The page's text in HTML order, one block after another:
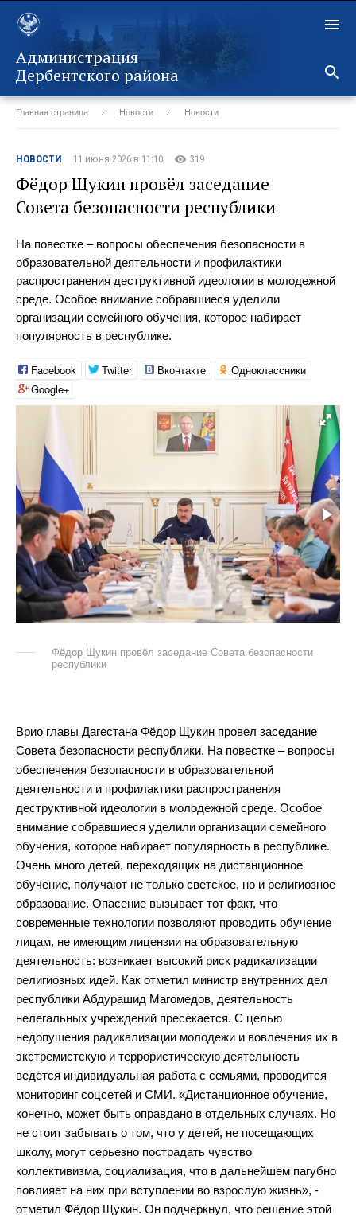
Администрация
Дербентского района
Главная страница Новости Новости
НОВОСТИ 11 июня 2026 в 11:10 319
Фёдор Щукин провёл заседание
Совета безопасности республики
На повестке – вопросы обеспечения безопасности в
образовательной деятельности и профилактики
распространения деструктивной идеологии в молодежной
среде. Особое внимание собравшиеся уделили
организации семейного обучения, которое набирает
популярность в республике.
Facebook Twitter Вконтакте
Одноклассники
Google+
Фёдор Щукин провёл заседание Совета безопасности
республики
Врио главы Дагестана Фёдор Щукин провел заседание
Совета безопасности республики. На повестке – вопросы
обеспечения безопасности в образовательной
деятельности и профилактики распространения
деструктивной идеологии в молодежной среде. Особое
внимание собравшиеся уделили организации семейного
обучения, которое набирает популярность в республике.
Очень много детей, переходящих на дистанционное
обучение, получают не только светское, но и религиозное
образование. Опасение вызывает тот факт, что
современные технологии позволяют проводить обучение
лицам, не имеющим лицензии на образовательную
деятельность: возникает высокий риск радикализации
религиозных идей. Как отметил министр внутренних дел
республики Абдурашид Магомедов, деятельность
нелегальных учреждений пресекается. С целью
недопущения радикализации молодежи и вовлечения их в
экстремистскую и террористическую деятельность
ведется индивидуальная работа с семьями, проводится
мониторинг соцсетей и СМИ. «Дистанционное обучение,
конечно, может быть оправдано в отдельных случаях. Но
не стоит забывать о том, что у детей, не посещающих
школу, могут серьезно пострадать чувство
коллективизма, социализация, что в дальнейшем пагубно
повлияет на них при вступлении во взрослую жизнь», -
отметил Фёдор Щукин. Он подчеркнул, что решение этой